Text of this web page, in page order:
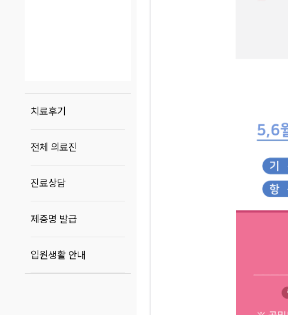
치료후기
전체 의료진
진료상담
제증명 발급
입원생활 안내